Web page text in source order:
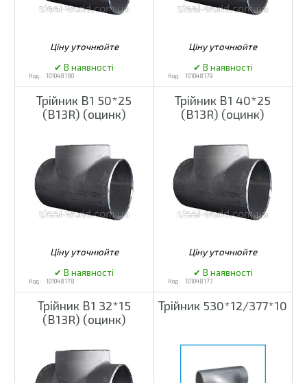
101048180 101048179
Трійник В1 50*25
(В13R) (оцинк)
101048178
Трійник В1 40*25
(В13R) (оцинк)
101048177
Трійник В1 32*15
(В13R) (оцинк)
Трійник 530*12/377*10